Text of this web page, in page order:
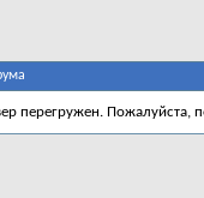
перегружен. Пожалуйста,